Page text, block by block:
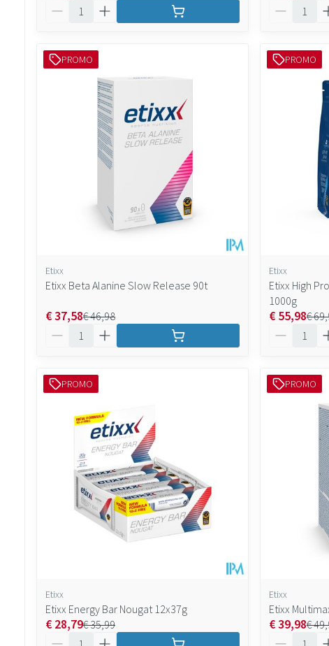
PROMO
Etixx
Etixx Beta Alanine Slow Release 90t
€ 46,98
€ 37,58
PROMO
Etixx
Etixx High
1000g
€
€ 55,98
PROMO
Etixx
Etixx Energy Bar Nougat 12x37g
€ 35,99
€ 28,79
PROMO
Etixx
Etixx
€
€ 39,98